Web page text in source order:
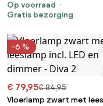
Op voorraad
Gratis bezorging
-6 %
€ 79,95€ 84,95
Vloerlamp zwart met